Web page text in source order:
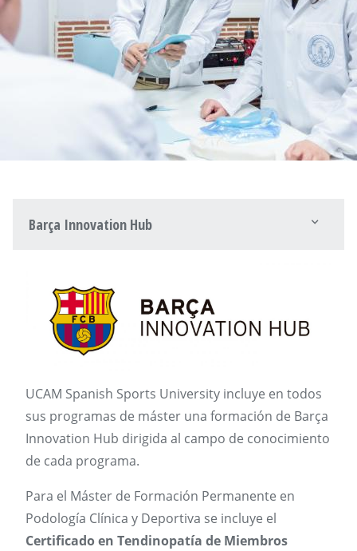
Barça Innovation Hub
UCAM Spanish Sports University incluye en todos
sus programas de máster una formación de Barça
Innovation Hub dirigida al campo de conocimiento
de cada programa.
Para el Máster de Formación Permanente en
Podología Clínica y Deportiva se incluye el
Certificado en Tendinopatía de Miembros